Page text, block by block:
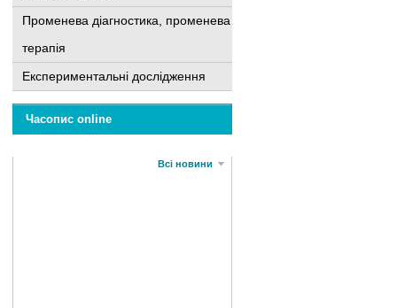
Променева діагностика, променева
терапія
Експериментальні дослідження
Часопис online
Всі новини